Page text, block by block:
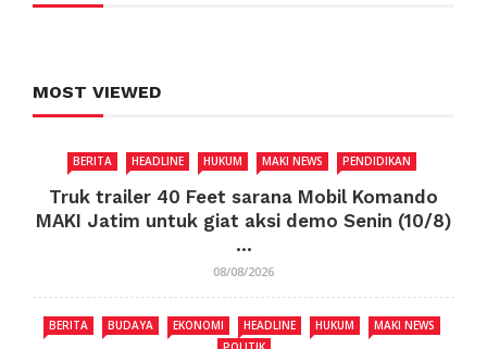
MOST VIEWED
BERITA HEADLINE HUKUM MAKI NEWS PENDIDIKAN
Truk trailer 40 Feet sarana Mobil Komando
MAKI Jatim untuk giat aksi demo Senin (10/8)
...
08/08/2026
BERITA BUDAYA EKONOMI HEADLINE HUKUM
MAKI NEWS